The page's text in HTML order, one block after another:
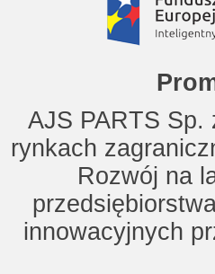
AJS PARTS Sp.
rynkach
Rozwój na
innowacyjnych